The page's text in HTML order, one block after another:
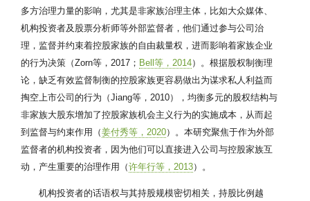
多方治理力量的影响，尤其是非家族治理主体，比如大众媒体、
机构投资者及股票分析师等外部监督者，他们通过参与公司治
理，监督并约束着控股家族的自由裁量权，进而影响着家族企业
的行为决策（Zorn等，2017； Bell等，2014）。根据股权制衡理
论，缺乏有效监督制衡的控股家族更容易做出为谋求私人利益而
掏空上市公司的行为（Jiang等，2010），均衡多元的股权结构与
非家族大股东增加了控股家族机会主义行为的实施成本，从而起
到监督与约束作用（姜付秀等，2020）。本研究聚焦于作为外部
监督者的机构投资者，因为他们可以直接进入公司与控股家族互
动，产生重要的治理作用（许年行等，2013）。
机构投资者的话语权与其持股规模密切相关，持股比例越